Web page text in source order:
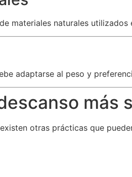
materiales naturales utilizados
adaptarse al peso y
más
otras prácticas que